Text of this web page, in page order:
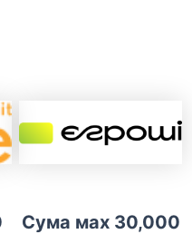
Сума мах 30,000